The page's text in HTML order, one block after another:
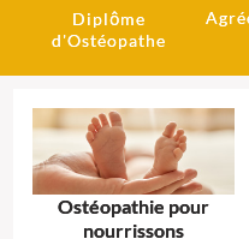
Diplôme
d'Ostéopathe
Ostéopathie pour
nourrissons